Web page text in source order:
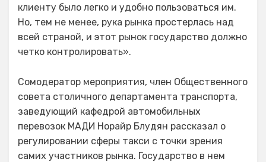
клиенту было легко и удобно пользоваться им.
Но, тем не менее, рука рынка простерлась над
всей страной, и этот рынок государство должно
четко контролировать».
Сомодератор мероприятия, член Общественного
совета столичного департамента транспорта,
заведующий кафедрой автомобильных
перевозок МАДИ Норайр Блудян рассказал о
регулировании сферы такси с точки зрения
самих участников рынка. Государство в нем